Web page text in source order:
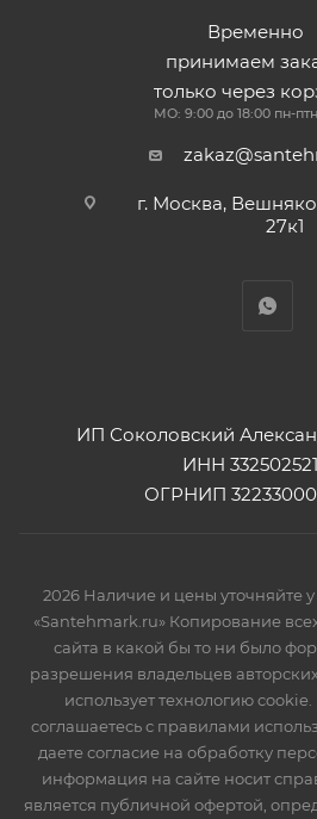
Временно
принимаем
только через
МО: 9:00 до 18:00 пн-птн
г. Москва,
27к1
ИП Соколовский
ИНН
ОГРНИП
2026 Наличие и цены уточняйте
«Santehmark.ru» Копирование
сайта в какой бы то ни было
разрешения владельцев
использует технологию
соглашаетесь с правилами
даете согласие на обработку
информация на сайте носит
является публичной офертой,